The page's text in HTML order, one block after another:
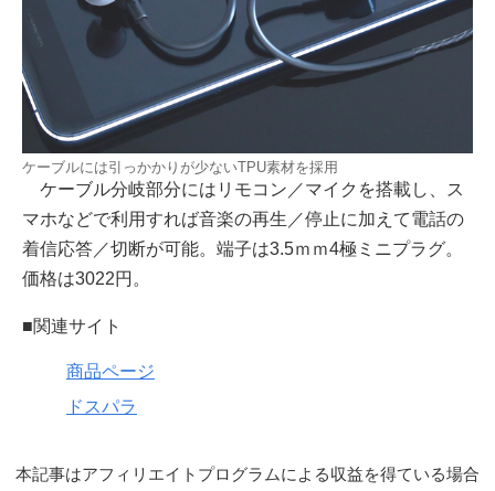
ケーブルには引っかかりが少ないTPU素材を採用
ケーブル分岐部分にはリモコン／マイクを搭載し、ス
マホなどで利用すれば音楽の再生／停止に加えて電話の
着信応答／切断が可能。端子は3.5ｍｍ4極ミニプラグ。
価格は3022円。
■関連サイト
商品ページ
ドスパラ
本記事はアフィリエイトプログラムによる収益を得ている場合